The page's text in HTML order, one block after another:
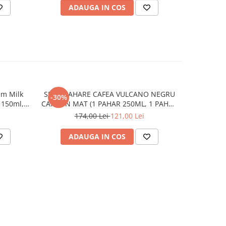
de
ADAUGA IN COS
Milk
-30%
SET 2 PAHARE CAFEA VULCANO NEGRU
CARBON MAT (1 PAHAR 250ML, 1 PAHAR
80ML)
174,00 Lei121,00 Lei
ADAUGA IN COS